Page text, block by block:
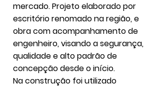
mercado. Projeto elaborado por
escritório renomado na região, e
obra com acompanhamento de
engenheiro, visando a segurança,
qualidade e alto padrão de
concepção desde o início.
Na construção foi utilizado